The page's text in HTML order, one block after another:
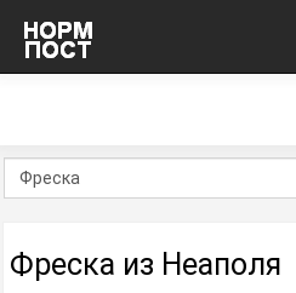
Фреска из Неаполя